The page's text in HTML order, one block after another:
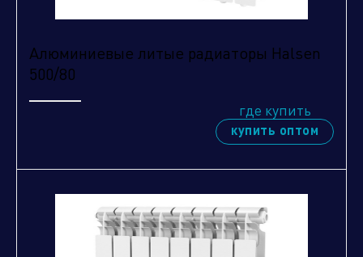
Алюминиевые литые радиаторы Halsen
500/80
где купить
купить оптом